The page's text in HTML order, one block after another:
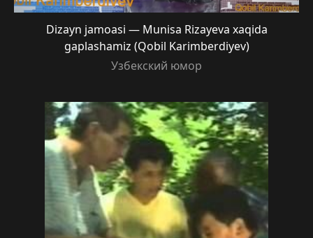
Dizayn jamoasi — Munisa Rizayeva xaqida
gaplashamiz (Qobil Karimberdiyev)
Узбекский юмор